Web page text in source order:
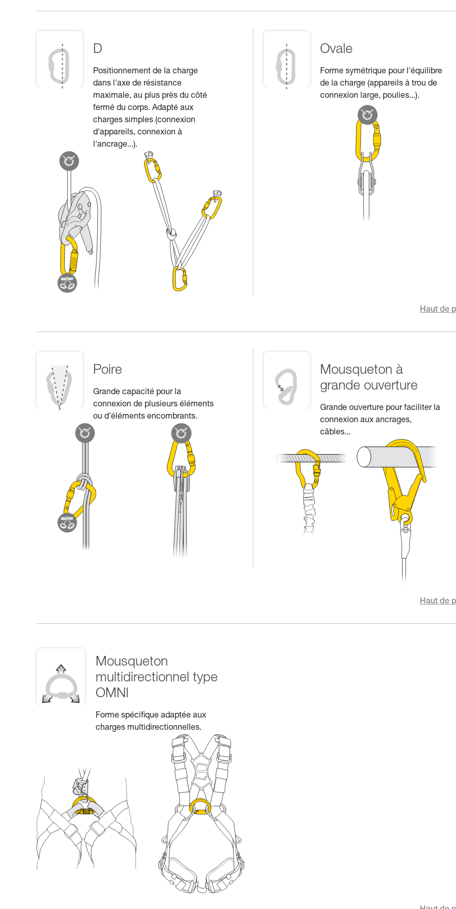
D
Positionnement de la charge
dans l'axe de résistance
maximale, au plus près du côté
fermé du corps. Adapté aux
charges simples (connexion
d'appareils, connexion à
l'ancrage...).
Ovale
Forme symétrique pour l'équilibre
de la charge (appareils à trou de
connexion large, poulies...).
Haut de
Poire
Grande capacité pour la
connexion de plusieurs éléments
ou d'éléments encombrants.
Mousqueton à
grande ouverture
Grande ouverture pour faciliter la
connexion aux ancrages,
câbles...
Haut de
Mousqueton
multidirectionnel type
OMNI
Forme spécifique adaptée aux
charges multidirectionnelles.